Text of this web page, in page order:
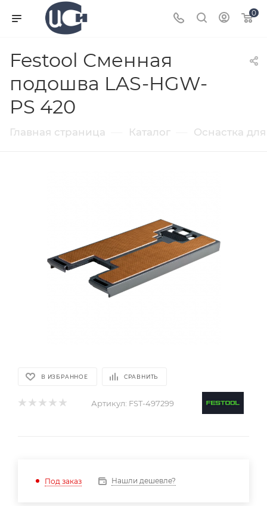
0
Festool Сменная
подошва LAS-HGW-
PS 420
Главная страница Каталог Оснастка
В ИЗБРАННОЕ СРАВНИТЬ
Артикул: FST-497299
Под заказ Нашли дешевле?